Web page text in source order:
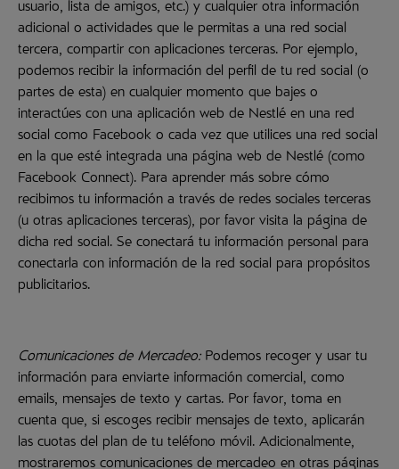
usuario, lista de amigos, etc.) y cualquier otra información
adicional o actividades que le permitas a una red social
tercera, compartir con aplicaciones terceras. Por ejemplo,
podemos recibir la información del perfil de tu red social (o
partes de esta) en cualquier momento que bajes o
interactúes con una aplicación web de Nestlé en una red
social como Facebook o cada vez que utilices una red social
en la que esté integrada una página web de Nestlé (como
Facebook Connect). Para aprender más sobre cómo
recibimos tu información a través de redes sociales terceras
(u otras aplicaciones terceras), por favor visita la página de
dicha red social. Se conectará tu información personal para
conectarla con información de la red social para propósitos
publicitarios.
Comunicaciones de Mercadeo:Podemos recoger y usar tu
información para enviarte información comercial, como
emails, mensajes de texto y cartas. Por favor, toma en
cuenta que, si escoges recibir mensajes de texto, aplicarán
las cuotas del plan de tu teléfono móvil. Adicionalmente,
mostraremos comunicaciones de mercadeo en otras páginas